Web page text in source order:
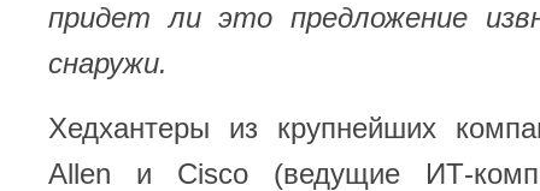
придет ли это предложение
снаружи.
Хедхантеры из крупнейших
Allen и Cisco (ведущие ИТ-